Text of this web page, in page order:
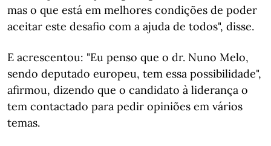
mas o que está em melhores condições de poder
aceitar este desafio com a ajuda de todos", disse.
E acrescentou: "Eu penso que o dr. Nuno Melo,
sendo deputado europeu, tem essa possibilidade",
afirmou, dizendo que o candidato à liderança o
tem contactado para pedir opiniões em vários
temas.